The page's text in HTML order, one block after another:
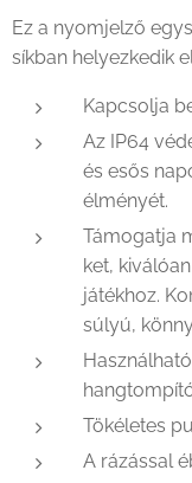
Ez a nyomjelző
síkban helyezkedik
Kapcsolja
Az IP64
és esős
élményét.
Támogatja
ket,
játékhoz.
súlyú,
Tökéletes
A rázással